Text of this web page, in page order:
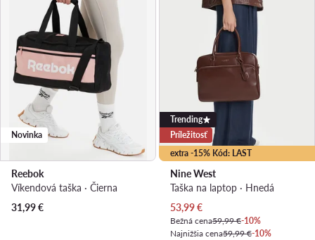
Novinka
Reebok
Víkendová taška · Čierna
31,99€
extra -15% Kód: LAST
Trending
Príležitosť
Nine West
Taška na laptop · Hnedá
Aktuálna cena
53,99€
Bežná cena59,99 €-10%
Najnižšia cena59,99 €-10%